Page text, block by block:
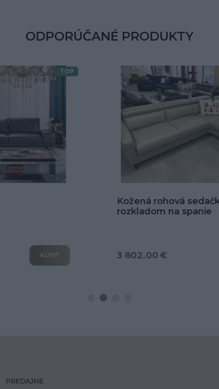
ODPORÚČANÉ PRODUKTY
TOP
Doprava zdarma
Kožená rohová sedačka Goya s
rozkladom na spanie
3 802.00 € KÚPIŤ
PREDAJNE